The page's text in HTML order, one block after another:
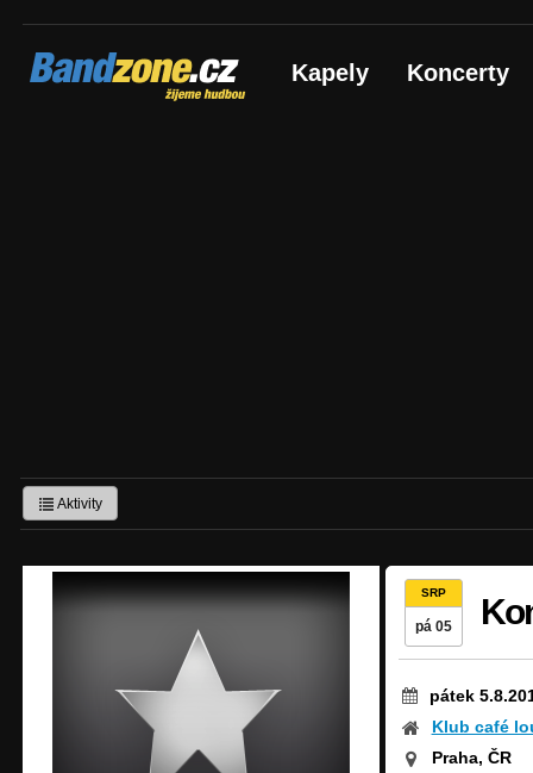
Bandzone.cz
žijeme hudbou Kapely Koncerty
Aktivity
SRP
pá 05
pátek
Klub café
Praha, ČR